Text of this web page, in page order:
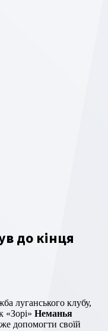
до кінця
«Зорі» Неманья
допомогти своїй